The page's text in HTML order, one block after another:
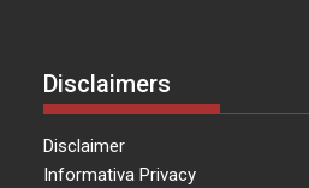
Disclaimers
Disclaimer
Informativa Privacy